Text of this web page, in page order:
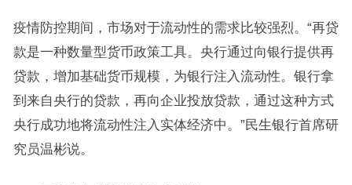
疫情防控期间，市场对于流动性的需求比较强烈。“再贷
款是一种数量型货币政策工具。央行通过向银行提供再
贷款，增加基础货币规模，为银行注入流动性。银行拿
到来自央行的贷款，再向企业投放贷款，通过这种方式
央行成功地将流动性注入实体经济中。”民生银行首席研
究员温彬说。